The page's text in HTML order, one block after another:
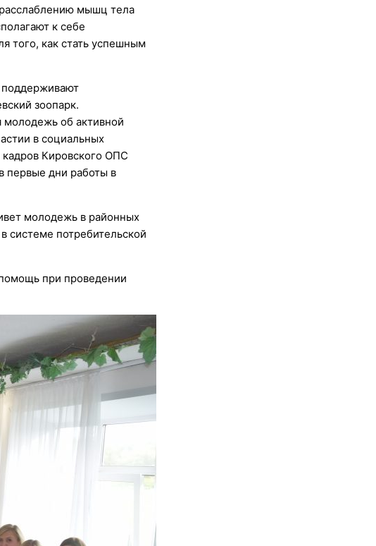
мышц тела
к себе
того, как стать успешным
поддерживают
зоопарк.
молодежь об активной
в социальных
кадров Кировского ОПС
первые дни работы в
молодежь в районных
системе потребительской
при проведении